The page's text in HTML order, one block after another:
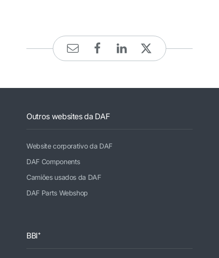
Outros websites da DAF
Website corporativo da DAF
DAF Components
Camiões usados da DAF
DAF Parts Webshop
BBI⁺